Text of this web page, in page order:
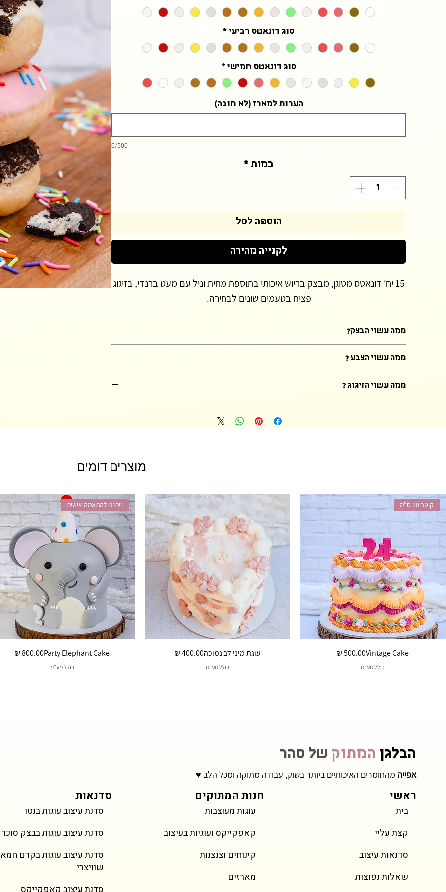
סוג דונאטס רביעי *
סוג דונאטס חמישי *
הערות למארז (לא חובה)
0/500
כמות *
הוספה לסל
לקנייה מהירה
15 יח׳ דונאטס מטוגן, מבצק בריוש איכותי בתוספת מחית וניל עם מעט ברנדי, בזיגוג
פציח בטעמים שונים לבחירה.
ממה עשוי הבצק?
וניל, עובר שתי התפחות, אחת בתור בצק ראשוני ואחד בתור דונאטס כדי שהדונאטס יהיו כמה שיותר אווריריים.
לבצק אני מוסיפה גם מעט ברנדי כדי שהדונאטס לא יספח את כל השמן שבסיר הטיגון.
ממה עשוי הצבע ?
הם נטו הצבע של המחית שאותה הוספתי לציפוי.
ממה עשוי הזיגוג ?
בסיס שוקולד לבן עם אבקת סוכר וחלב בתוספת מחיות טבעיות שנותנות את הטעם הסופי של הציפוי.
מוצרים דומים
קוטר 20 ס"מ
Vintage Cakeמחיר‏500.00 ‏₪
כולל מע״מ
עוגת מיני לב נמוכהמחיר‏400.00 ‏₪
כולל מע״מ
ניתנת להתאמה אישית
Party Elephant Cakeמחיר
כולל מע״מ
Rapunzel Mini Vintage Cake
Snail & Bugs Cakeמחיר‏750.00 ‏₪
Cat Cookiesמחיר‏300.00 ‏₪ עוגת מיני נמוכה Wedding Cookiesמחיר‏315.00 ‏₪ טארטלטים פירותמחיר‏240.00 ‏₪ מגולגלות קינדר
הבלגן המתוק של סהר
אפייה מהחומרים האיכותיים ביותר בשוק, עבודה מתוקה ומכל הלב ♥
ראשי
בית
קצת עליי
סדנאות עיצוב
שאלות נפוצות
חנות המתוקים
עוגות מעוצבות
קאפקייקס ועוגיות בעיצוב
קינוחים וצנצנות
מארזים
סדנאות
סדנת עיצוב עוגות בנטו
סדנת עיצוב עוגות בבצק סוכר
סדנת עיצוב עוגות בקרם
שוויצרי
סדנת עיצוב קאפקייקס